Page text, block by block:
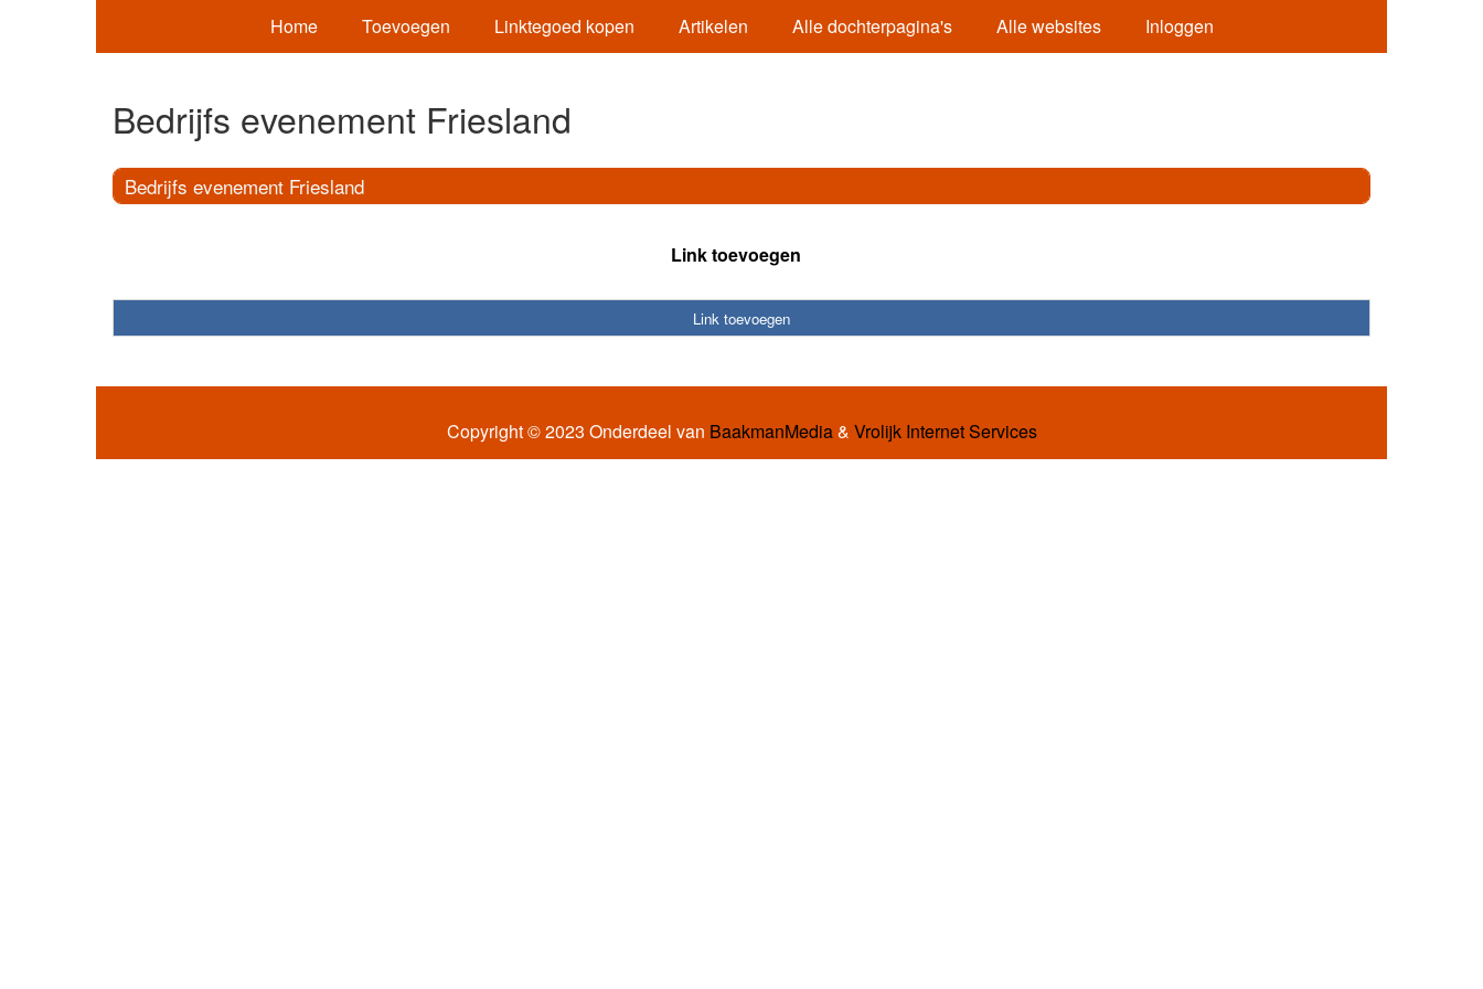
Home Toevoegen Linktegoed kopen Artikelen Alle dochterpagina's Alle websites Inloggen
Bedrijfs evenement Friesland
Bedrijfs evenement Friesland
Link toevoegen
Link toevoegen
Copyright © 2023 Onderdeel van BaakmanMedia& Vrolijk Internet Services